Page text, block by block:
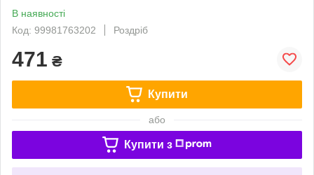
В наявності
Код: 99981763202
Роздріб
471 ₴
Купити
або
Купити з